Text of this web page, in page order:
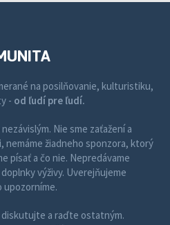
na posilňovanie, kulturistiku,
- od ľudí pre ľudí.
Nie sme zaťažení a
nemáme žiadneho sponzora, ktorý
písať a čo nie. Nepredávame
výživy. Uverejňujeme
upozorníme.
a raďte ostatným.